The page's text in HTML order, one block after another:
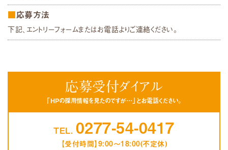
応募方法
下記、エントリーフォームまたはお電話よりご連絡ください。
応募受付ダイアル
「HPの採用情報を見たのですが…」とお電話ください。
TEL. 0277-54-0417
【受付時間】9:00～18:00(不定休)